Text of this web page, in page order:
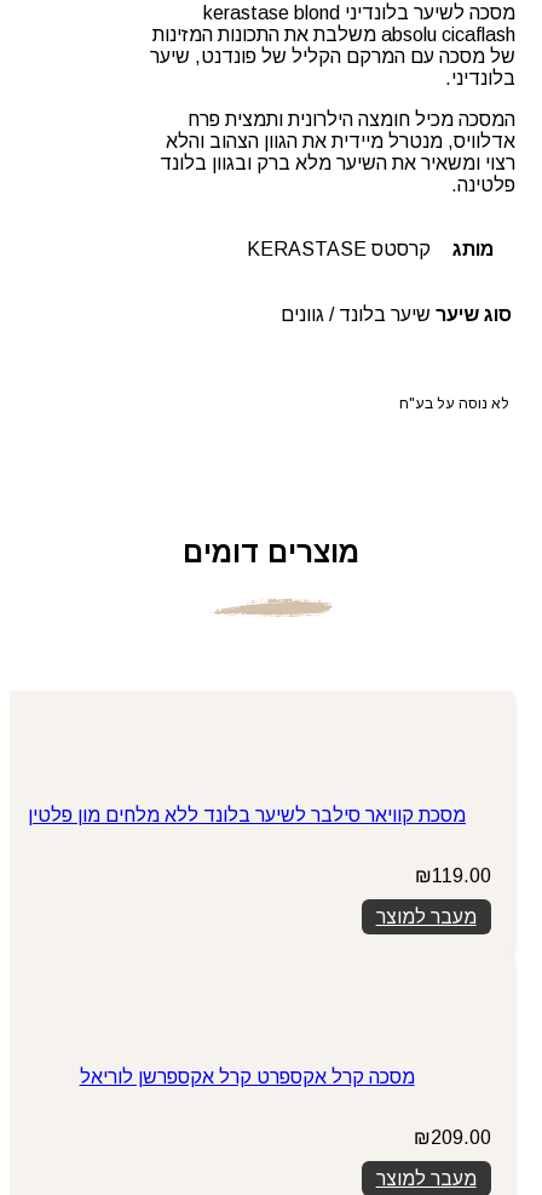
מסכה לשיער בלונדיני kerastase blond
absolu cicaflash משלבת את התכונות המזינות
של מסכה עם המרקם הקליל של פונדנט, שיער
בלונדיני.
המסכה מכיל חומצה הילרונית ותמצית פרח
אדלוויס, מנטרל מיידית את הגוון הצהוב והלא
רצוי ומשאיר את השיער מלא ברק ובגוון בלונד
פלטינה.
מותג קרסטס KERASTASE
סוג שיער שיער בלונד / גוונים
לא נוסה על בע"ח
מוצרים דומים
מסכת קוויאר סילבר לשיער בלונד ללא מלחים מון פלטין
₪119.00
מעבר למוצר
מסכה קרל אקספרט קרל אקספרשן לוריאל
₪209.00
מעבר למוצר